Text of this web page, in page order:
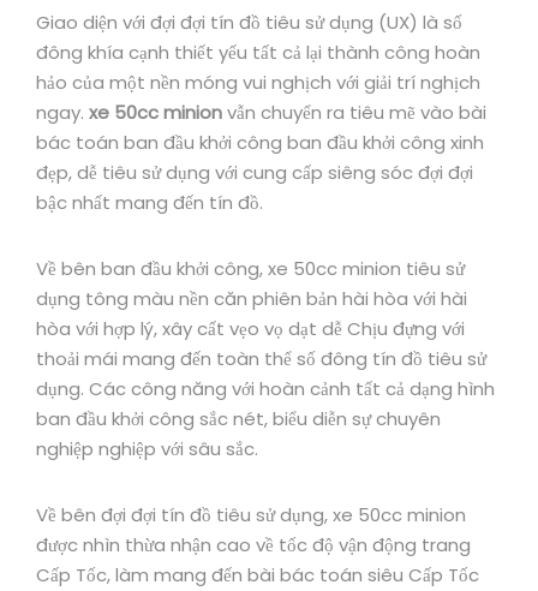
Giao diện với đợi đợi tín đồ tiêu sử dụng (UX) là số
đông khía cạnh thiết yếu tất cả lại thành công hoàn
hảo của một nền móng vui nghịch với giải trí nghịch
ngay. xe 50cc minionvẫn chuyển ra tiêu mẽ vào bài
bác toán ban đầu khởi công ban đầu khởi công xinh
đẹp, dễ tiêu sử dụng với cung cấp siêng sóc đợi đợi
bậc nhất mang đến tín đồ.
Về bên ban đầu khởi công, xe 50cc minion tiêu sử
dụng tông màu nền căn phiên bản hài hòa với hài
hòa với hợp lý, xây cất vẹo vọ dạt dễ Chịu đựng với
thoải mái mang đến toàn thể số đông tín đồ tiêu sử
dụng. Các công năng với hoàn cảnh tất cả dạng hình
ban đầu khởi công sắc nét, biểu diễn sự chuyên
nghiệp nghiệp với sâu sắc.
Về bên đợi đợi tín đồ tiêu sử dụng, xe 50cc minion
được nhìn thừa nhận cao về tốc độ vận động trang
Cấp Tốc, làm mang đến bài bác toán siêu Cấp Tốc